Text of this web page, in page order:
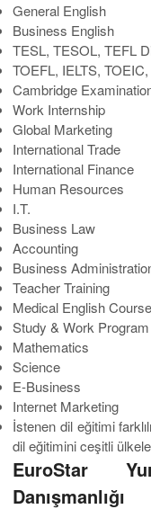
General English
Business English
TESL, TESOL, TEFL
TOEFL, IELTS,
Cambridge
Work Internship
Global Marketing
International Trade
International Finance
Human Resources
I.T.
Business Law
Accounting
Business
Teacher Training
Medical English
Study & Work Program
Mathematics
Science
E-Business
Internet Marketing
İstenen dil eğitimi
dil eğitimini ceşitli
EuroStar
Danışmanlığı